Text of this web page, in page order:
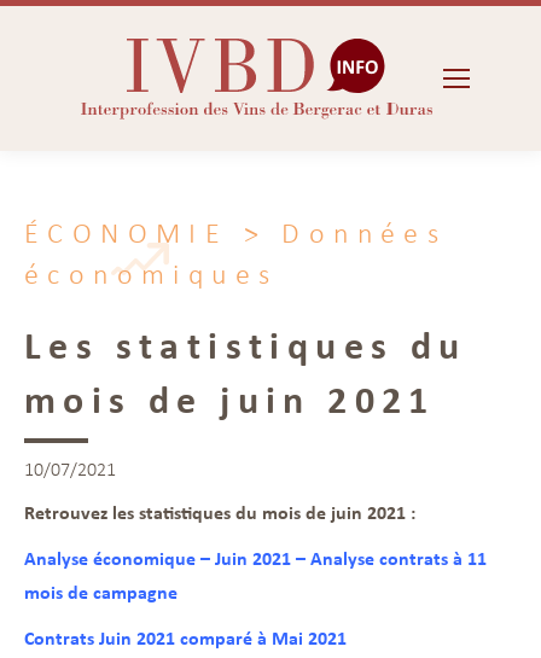
ÉCONOMIE
> Données
économiques
Les statistiques du
mois de juin 2021
10/07/2021
Retrouvez les statistiques du mois de juin 2021 :
Analyse économique – Juin 2021 – Analyse contrats à 11
mois de campagne
Contrats Juin 2021 comparé à Mai 2021